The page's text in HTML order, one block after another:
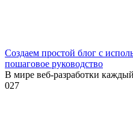
Создаем простой блог с
пошаговое руководство
В мире веб-разработки
027